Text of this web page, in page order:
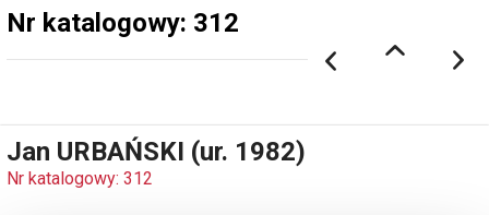
Nr katalogowy: 312
Jan URBAŃSKI (ur. 1982)
Nr katalogowy: 312